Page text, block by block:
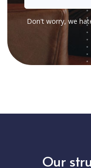
Don't worry, we
Our